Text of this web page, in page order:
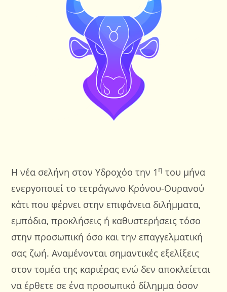
Η νέα σελήνη στον Υδροχόο την 1 η του μήνα
ενεργοποιεί το τετράγωνο Κρόνου-Ουρανού
κάτι που φέρνει στην επιφάνεια διλήμματα,
εμπόδια, προκλήσεις ή καθυστερήσεις τόσο
στην προσωπική όσο και την επαγγελματική
σας ζωή. Αναμένονται σημαντικές εξελίξεις
στον τομέα της καριέρας ενώ δεν αποκλείεται
να έρθετε σε ένα προσωπικό δίλημμα όσον